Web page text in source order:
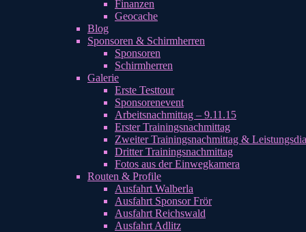
Finanzen
Geocache
Blog
Sponsoren & Schirmherren
Sponsoren
Schirmherren
Galerie
Erste Testtour
Sponsorenevent
Arbeitsnachmittag – 9.11.15
Erster Trainingsnachmittag
Zweiter Trainingsnachmittag &
Dritter Trainingsnachmittag
Fotos aus der Einwegkamera
Routen & Profile
Ausfahrt Walberla
Ausfahrt Sponsor Frör
Ausfahrt Reichswald
Ausfahrt Adlitz